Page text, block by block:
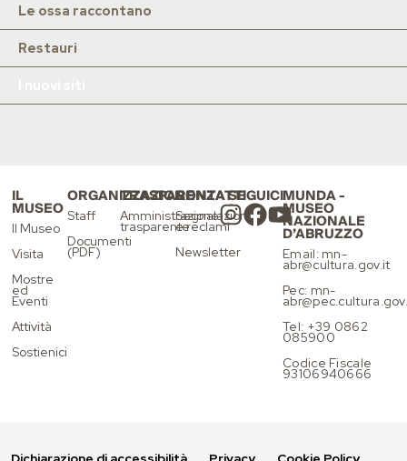
Le ossa raccontano
Restauri
IL
MUSEO
Il Museo
Visita
Mostre
ed
Eventi
Attività
Sostienici
ORGANIZZAZIONE
Staff
Documenti
(PDF)
TRASPARENZA
Amministrazione
trasparente
CONTATTI
Segnalazioni
e reclami
Newsletter
SEGUICIMUNDA -
MUSEO
NAZIONALE
D’ABRUZZO
Email: mn-
abr@cultura.gov.it
Pec: mn-
Tel: +39 0862
085900
Codice Fiscale
93106940666